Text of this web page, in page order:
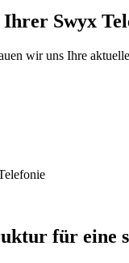
Swyx
wir uns Ihre
für eine